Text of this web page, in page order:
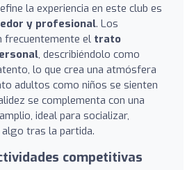
la experiencia en este club es
y profesional. Los
frecuentemente el trato
, describiéndolo como
lo que crea una atmósfera
adultos como niños se sienten
se complementa con una
amplio, ideal para socializar,
tras la partida.
competitivas